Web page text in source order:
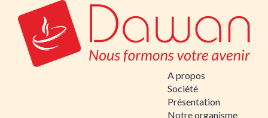
A propos
Société
Présentation
Notre organisme